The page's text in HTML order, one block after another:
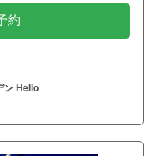
約
ン Hello